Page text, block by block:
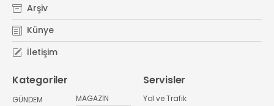
Arşiv
Künye
İletişim
Kategoriler
GÜNDEM
MAGAZİN
Servisler
Yol ve Trafik